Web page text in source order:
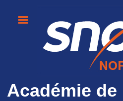
Académie de